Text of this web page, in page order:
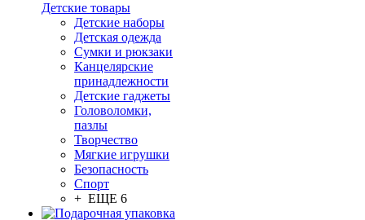
Детские товары
Детские наборы
Детская одежда
Сумки и рюкзаки
Канцелярские
принадлежности
Детские гаджеты
Головоломки,
пазлы
Творчество
Мягкие игрушки
Безопасность
Спорт
+ ЕЩЕ 6